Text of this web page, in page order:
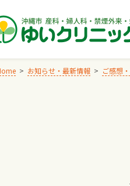
お知らせ・最新情報 ご感想